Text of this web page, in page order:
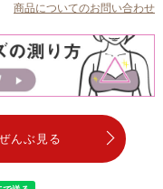
商品についてのお問い合わせ
んぶ見る